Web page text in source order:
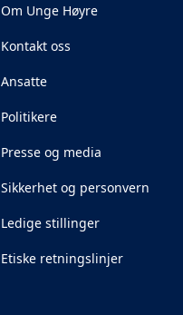
Om Unge Høyre
Kontakt oss
Ansatte
Politikere
Presse og media
Sikkerhet og personvern
Ledige stillinger
Etiske retningslinjer